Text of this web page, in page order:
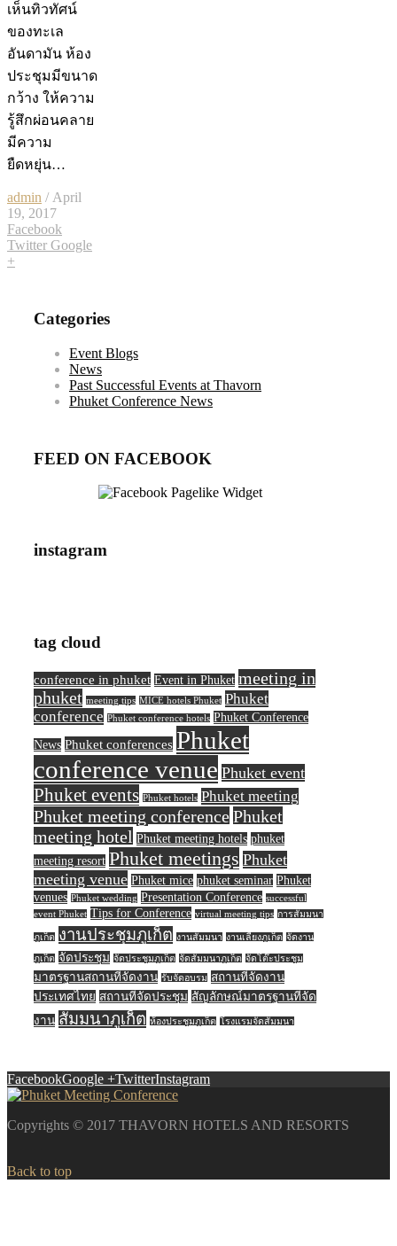
เห็นทิวทัศน์
ของทะเล
อันดามัน ห้อง
ประชุมมีขนาด
กว้าง ให้ความ
รู้สึกผ่อนคลาย
มีความ
ยืดหยุ่น…
admin / April
19, 2017
Facebook
Twitter Google
+
Categories
Event Blogs
News
Past Successful Events at Thavorn
Phuket Conference News
FEED ON FACEBOOK
instagram
tag cloud
conference in phuket Event in Phuket meeting in
phuket meeting tips MICE hotels Phuket Phuket
conference Phuket conference hotels Phuket Conference
News Phuket conferences Phuket
conference venue Phuket event
Phuket events Phuket hotels Phuket meeting
Phuket meeting conferencePhuket
meeting hotel Phuket meeting hotels phuket
meeting resort Phuket meetings Phuket
meeting venue Phuket mice phuket seminar Phuket
venues Phuket wedding Presentation Conference successful
event Phuket Tips for Conference virtual meeting tips การสัมมนา
ภูเก็ต งานประชุมภูเก็ต งานสัมมนา งานเลี้ยงภูเก็ต จัดงาน
ภูเก็ต จัดประชุม จัดประชุมภูเก็ต จัดสัมมนาภูเก็ต จัดโต๊ะประชุม
มาตรฐานสถานที่จัดงาน รับจัดอบรม สถานที่จัดงาน
ประเทศไทย สถานที่จัดประชุม สัญลักษณ์มาตรฐานที่จัด
งาน สัมมนาภูเก็ต ห้องประชุมภูเก็ต โรงแรมจัดสัมมนา
FacebookGoogle +TwitterInstagram
Copyrights © 2017 THAVORN HOTELS AND RESORTS
Back to top